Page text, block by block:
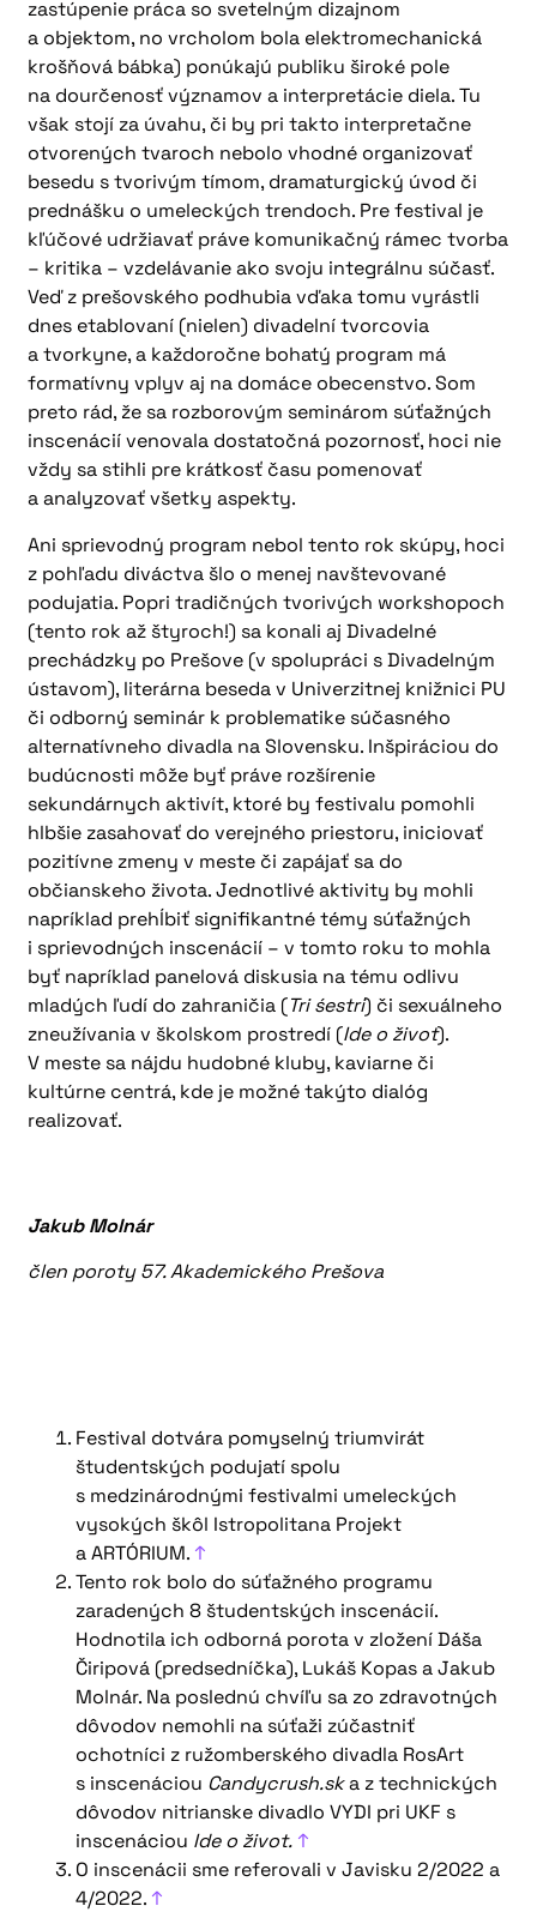
zastúpenie práca so svetelným dizajnom
a objektom, no vrcholom bola elektromechanická
krošňová bábka) ponúkajú publiku široké pole
na dourčenosť významov a interpretácie diela. Tu
však stojí za úvahu, či by pri takto interpretačne
otvorených tvaroch nebolo vhodné organizovať
besedu s tvorivým tímom, dramaturgický úvod či
prednášku o umeleckých trendoch. Pre festival je
kľúčové udržiavať práve komunikačný rámec tvorba
– kritika – vzdelávanie ako svoju integrálnu súčasť.
Veď z prešovského podhubia vďaka tomu vyrástli
dnes etablovaní (nielen) divadelní tvorcovia
a tvorkyne, a každoročne bohatý program má
formatívny vplyv aj na domáce obecenstvo. Som
preto rád, že sa rozborovým seminárom súťažných
inscenácií venovala dostatočná pozornosť, hoci nie
vždy sa stihli pre krátkosť času pomenovať
a analyzovať všetky aspekty.
Ani sprievodný program nebol tento rok skúpy, hoci
z pohľadu diváctva šlo o menej navštevované
podujatia. Popri tradičných tvorivých workshopoch
(tento rok až štyroch!) sa konali aj Divadelné
prechádzky po Prešove (v spolupráci s Divadelným
ústavom), literárna beseda v Univerzitnej knižnici PU
či odborný seminár k problematike súčasného
alternatívneho divadla na Slovensku. Inšpiráciou do
budúcnosti môže byť práve rozšírenie
sekundárnych aktivít, ktoré by festivalu pomohli
hlbšie zasahovať do verejného priestoru, iniciovať
pozitívne zmeny v meste či zapájať sa do
občianskeho života. Jednotlivé aktivity by mohli
napríklad prehĺbiť signifikantné témy súťažných
i sprievodných inscenácií – v tomto roku to mohla
byť napríklad panelová diskusia na tému odlivu
mladých ľudí do zahraničia (Tri śestri) či sexuálneho
zneužívania v školskom prostredí (Ide o život).
V meste sa nájdu hudobné kluby, kaviarne či
kultúrne centrá, kde je možné takýto dialóg
realizovať.
Jakub Molnár
člen poroty 57. Akademického Prešova
Festival dotvára pomyselný triumvirát
študentských podujatí spolu
s medzinárodnými festivalmi umeleckých
vysokých škôl Istropolitana Projekt
a ARTÓRIUM. ↑
Tento rok bolo do súťažného programu
zaradených 8 študentských inscenácií.
Hodnotila ich odborná porota v zložení Dáša
Čiripová (predsedníčka), Lukáš Kopas a Jakub
Molnár. Na poslednú chvíľu sa zo zdravotných
dôvodov nemohli na súťaži zúčastniť
ochotníci z ružomberského divadla RosArt
s inscenáciou Candycrush.ska z technických
dôvodov nitrianske divadlo VYDI pri UKF s
inscenáciou Ide o život. ↑
O inscenácii sme referovali v Javisku 2/2022 a
4/2022. ↑